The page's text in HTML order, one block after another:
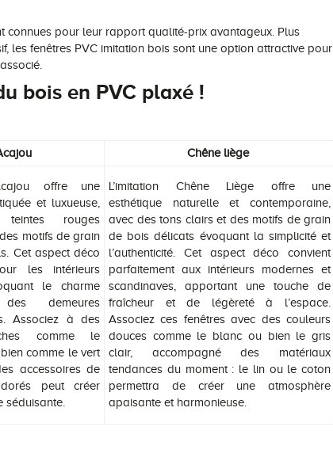
connues pour leur rapport qualité-prix avantageux. Plus
les fenêtres PVC imitation bois sont une option attractive pour
bois en PVC plaxé !
Chêne liège
offre une
et luxueuse,
rouges
motifs de grain
Cet aspect déco
les intérieurs
le charme
des demeures
Associez à des
comme le
comme le vert
accessoires de
peut créer
séduisante.
L’imitation Chêne Liège offre une
esthétique naturelle et contemporaine,
avec des tons clairs et des motifs de grain
de bois délicats évoquant la simplicité et
l’authenticité. Cet aspect déco convient
parfaitement aux intérieurs modernes et
scandinaves, apportant une touche de
fraîcheur et de légèreté à l’espace.
Associez ces fenêtres avec des couleurs
douces comme le blanc ou bien le gris
clair, accompagné des matériaux
tendances du moment : le lin ou le coton
permettra de créer une atmosphère
apaisante et harmonieuse.